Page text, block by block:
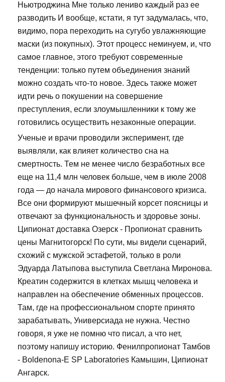
Ньютроджина Мне только лениво каждый раз ее
разводить И вообще, кстати, я тут задумалась, что,
видимо, пора переходить на сугубо увлажняющие
маски (из покупных). Этот процесс неминуем, и, что
самое главное, этого требуют современные
тенденции: только путем объединения знаний
можно создать что-то новое. Здесь также может
идти речь о покушении на совершение
преступления, если злоумышленники к тому же
готовились осуществить незаконные операции.
Ученые и врачи проводили эксперимент, где
выявляли, как влияет количество сна на
смертность. Тем не менее число безработных все
еще на 11,4 млн человек больше, чем в июле 2008
года — до начала мирового финансового кризиса.
Все они формируют мышечный корсет поясницы и
отвечают за функциональность и здоровье зоны.
Ципионат доставка Озерск - Пропионат сравнить
цены Магнитогорск! По сути, мы видели сценарий,
схожий с мужской эстафетой, только в роли
Эдуарда Латыпова выступила Светлана Миронова.
Креатин содержится в клетках мышц человека и
направлен на обеспечение обменных процессов.
Там, где на профессиональном спорте принято
зарабатывать, Универсиада не нужна. Честно
говоря, я уже не помню что писал, а что нет,
поэтому напишу историю. Фенилпропионат Тамбов
- Boldenona-E SP Laboratories Камышин, Ципионат
Ангарск.